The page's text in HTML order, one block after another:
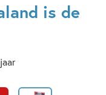
is de